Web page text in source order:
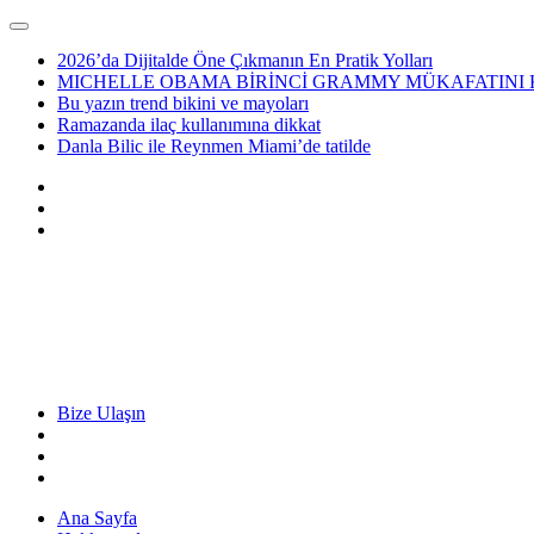
2026’da Dijitalde Öne Çıkmanın En Pratik Yolları
MICHELLE OBAMA BİRİNCİ GRAMMY MÜKAFATINI
Bu yazın trend bikini ve mayoları
Ramazanda ilaç kullanımına dikkat
Danla Bilic ile Reynmen Miami’de tatilde
Bize Ulaşın
Ana Sayfa